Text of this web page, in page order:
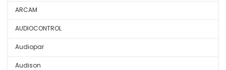
ARCAM
AUDIOCONTROL
Audiopar
Audison